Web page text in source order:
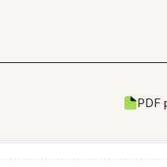
PDF